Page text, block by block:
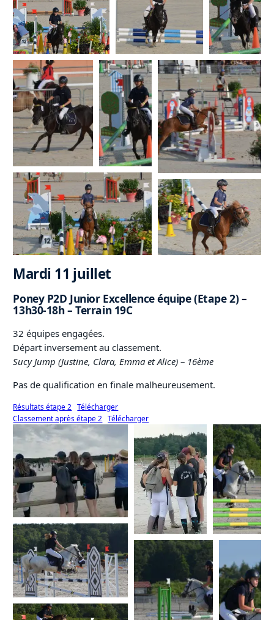
Mardi 11 juillet
Poney P2D Junior Excellence équipe (Etape 2) –
13h30-18h – Terrain 19C
32 équipes engagées.
Départ inversement au classement.
Sucy Jump (Justine, Clara, Emma et Alice) – 16ème
Pas de qualification en finale malheureusement.
Résultats étape 2
Télécharger
Classement après étape 2
Télécharger